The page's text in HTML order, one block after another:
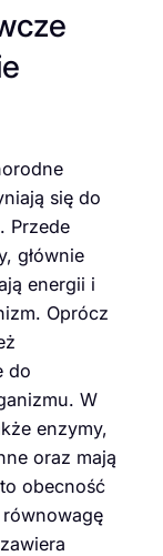
się do
Przede
głównie
energii i
Oprócz
do
W
enzymy,
oraz mają
obecność